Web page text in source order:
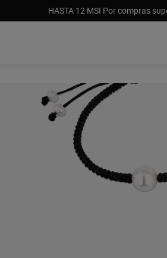
HASTA 12 MSI Por compras